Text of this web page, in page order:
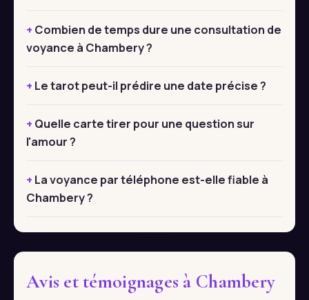
Combien de temps dure une consultation de
voyance à Chambery ?
Le tarot peut-il prédire une date précise ?
Quelle carte tirer pour une question sur
l'amour ?
La voyance par téléphone est-elle fiable à
Chambery ?
Avis et témoignages à Chambery